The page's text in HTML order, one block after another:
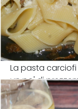
La pasta
un po' di